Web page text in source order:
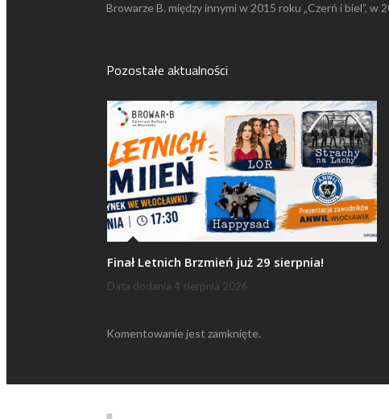
Browarze B. między innymi w 2015 roku „Czerń i biel”, w
Pozostałe aktualności
Finał Letnich Brzmień już 29 sierpnia!
Data dodania 4 sierpnia 2026
Komentowanie jest zamknięte.